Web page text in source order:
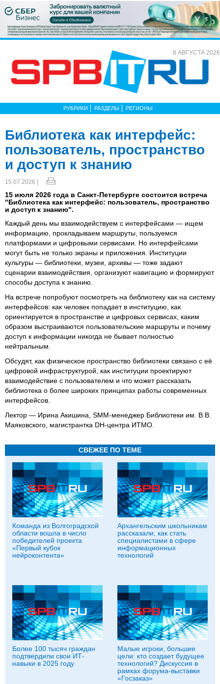
8 АВГУСТА 2026
РУБРИКИ РАЗДЕЛЫ РЕГИОНЫ
Библиотека как интерфейс:
пользователь, пространство
и доступ к знанию
15.07.2026 |
15 июля 2026 года в Санкт-Петербурге состоится встреча
"Библиотека как интерфейс: пользователь, пространство
и доступ к знанию".
Каждый день мы взаимодействуем с интерфейсами — ищем
информацию, прокладываем маршруты, пользуемся
платформами и цифровыми сервисами. Но интерфейсами
могут быть не только экраны и приложения. Институции
культуры — библиотеки, музеи, архивы — тоже задают
сценарии взаимодействия, организуют навигацию и формируют
способы доступа к знанию.
На встрече попробуют посмотреть на библиотеку как на систему
интерфейсов: как человек попадает в институцию, как
ориентируется в пространстве и цифровых сервисах, каким
образом выстраиваются пользовательские маршруты и почему
доступ к информации никогда не бывает полностью
нейтральным.
Обсудят, как физическое пространство библиотеки связано с её
цифровой инфраструктурой, как институции проектируют
взаимодействие с пользователем и что может рассказать
библиотека о более широких принципах работы современных
интерфейсов.
Лектор — Ирина Акишина, SMM-менеджер Библиотеки им. В.В.
Маяковского, магистрантка DH-центра ИТМО.
СВЕЖЕЕ ПО ТЕМЕ
Команда из Волгоградской
области вошла в число
победителей проекта
«Первый кубок
нейроконтента»
Архангельским школьникам
рассказали, как стать
специалистами в сфере
информационных
технологий
Более 100 тысяч граждан
подтвердили свои ИТ-
навыки в 2025 году
Малые игроки, большие
цели: кто создает будущее
технологий? Дискуссия в
рамках форума-выставки
«Госзаказ»